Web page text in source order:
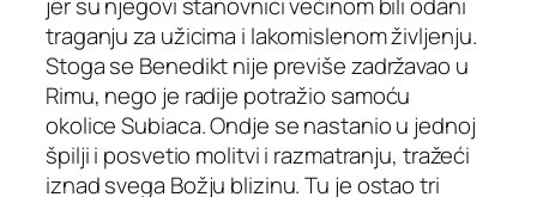
traganju za užicima i lakomislenom življenju.
Stoga se Benedikt nije previše zadržavao u
Rimu, nego je radije potražio samoću
okolice Subiaca. Ondje se nastanio u jednoj
špilji i posvetio molitvi i razmatranju, tražeći
iznad svega Božju blizinu. Tu je ostao tri